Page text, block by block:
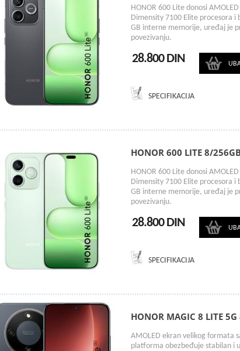
HONOR 600 Lite donosi
Dimensity 7100 Elite procesora
GB interne memorije, uređaj je
povezivanju.
28.800 DIN
SPECIFIKACIJA
HONOR 600 LITE 8/
HONOR 600 Lite donosi
Dimensity 7100 Elite procesora
GB interne memorije, uređaj je
povezivanju.
28.800 DIN
SPECIFIKACIJA
HONOR MAGIC 8 LITE
AMOLED ekran velikog formata
platforma obezbeđuje stabilan i